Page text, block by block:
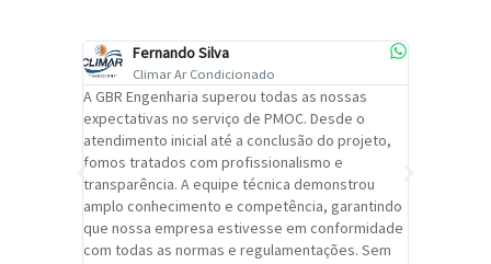
Fernando Silva
Climar Ar Condicionado
A GBR Engenharia superou todas as nossas
expectativas no serviço de PMOC. Desde o
atendimento inicial até a conclusão do projeto,
fomos tratados com profissionalismo e
transparência. A equipe técnica demonstrou
amplo conhecimento e competência, garantindo
que nossa empresa estivesse em conformidade
com todas as normas e regulamentações. Sem